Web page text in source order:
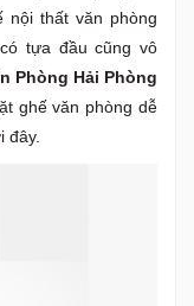
nội thất văn phòng
tựa đầu cũng vô
Phòng Hải Phòng
ghế văn phòng dễ
đây.